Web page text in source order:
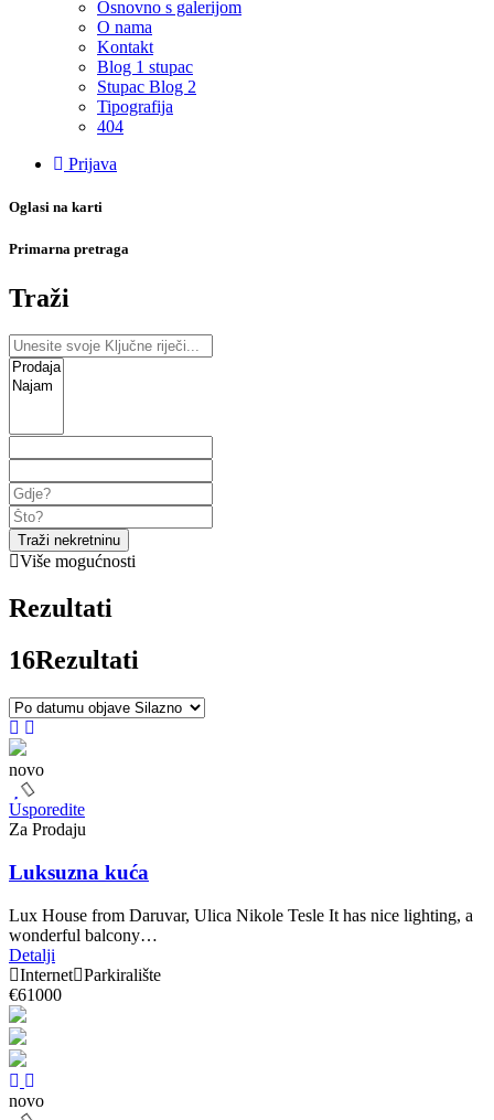
Osnovno s galerijom
O nama
Kontakt
Blog 1 stupac
Stupac Blog 2
Tipografija
404
Prijava
Oglasi na karti
Primarna pretraga
Traži
Traži nekretninu
Više mogućnosti
Rezultati
16Rezultati
novo
Usporedite
Za Prodaju
Luksuzna kuća
Lux House from Daruvar, Ulica Nikole Tesle It has nice lighting, a
wonderful balcony…
Detalji
Internet Parkiralište
€61000
novo